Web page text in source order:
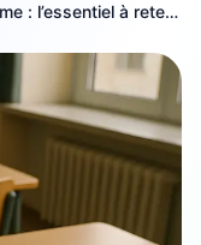
Fiche de révision système nerveux 4ème : l’essentiel à retenir